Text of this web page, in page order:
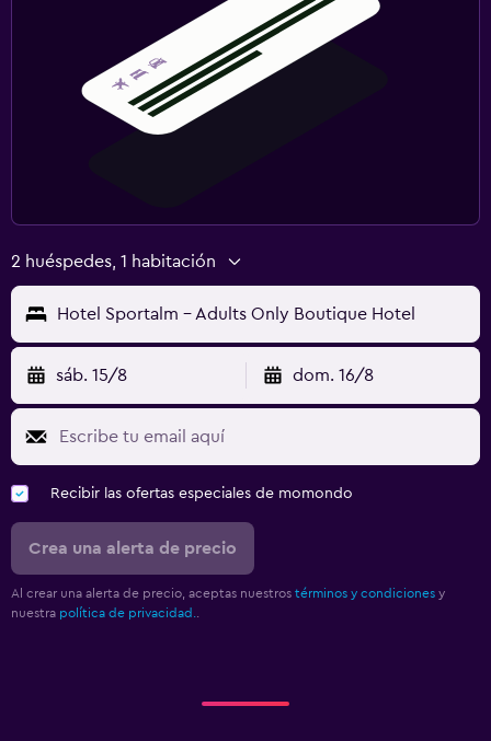
2 huéspedes, 1 habitación
Hotel Sportalm - Adults Only Boutique Hotel
sáb. 15/8 dom. 16/8
Recibir las ofertas especiales de momondo
Crea una alerta de precio
Al crear una alerta de precio, aceptas nuestros términos y condiciones y
nuestra política de privacidad.